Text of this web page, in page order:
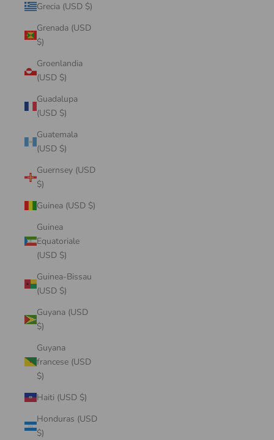
Grecia (USD $)
Grenada (USD
$)
Groenlandia
(USD $)
Guadalupa
(USD $)
Guatemala
(USD $)
Guernsey (USD
$)
Guinea (USD $)
Guinea
Equatoriale
(USD $)
Guinea-Bissau
(USD $)
Guyana (USD
$)
Guyana
francese (USD
$)
Haiti (USD $)
Honduras (USD
$)